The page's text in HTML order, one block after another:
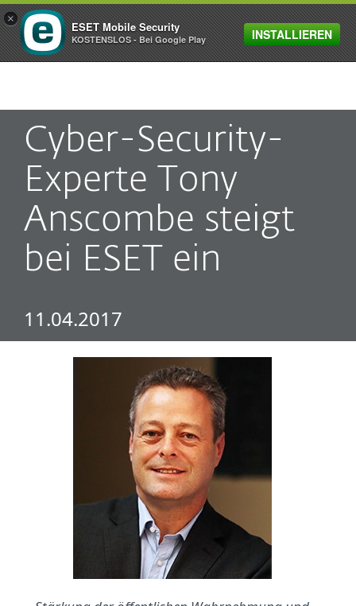
MENU
Cyber-Security-
Experte Tony
Anscombe steigt
bei ESET ein
11.04.2017
×
ESET Mobile Security
KOSTENSLOS - Bei Google Play INSTALLIEREN